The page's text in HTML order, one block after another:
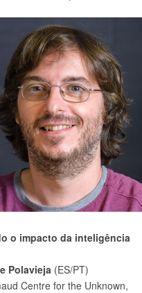
o impacto da inteligência
Polavieja (ES/PT)
Centre for the Unknown,